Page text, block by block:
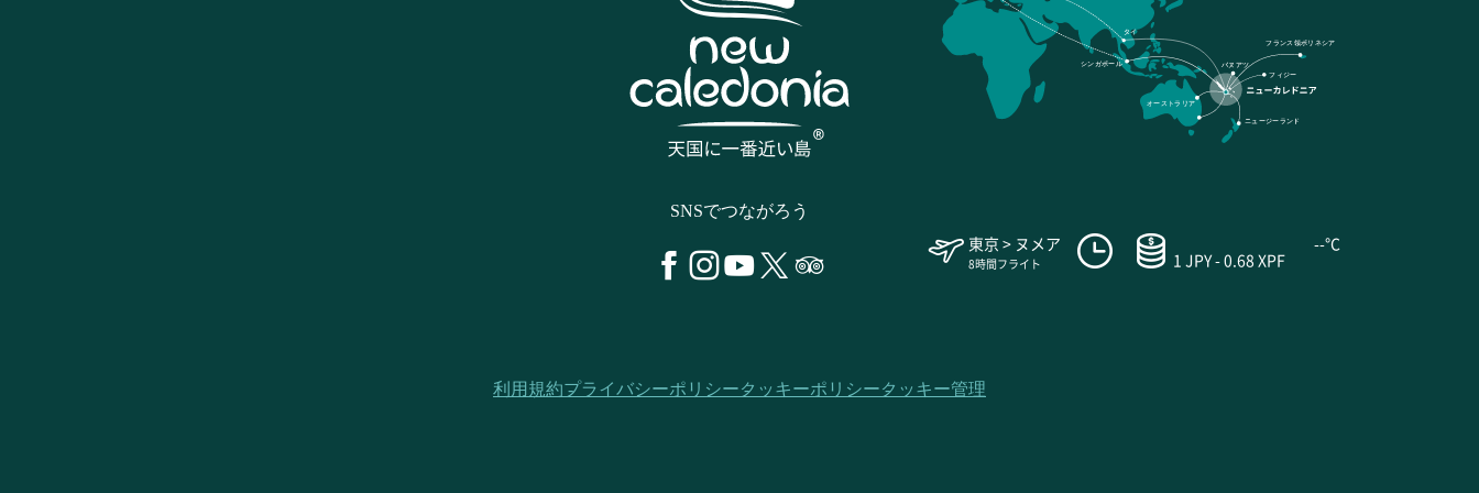
SNSでつながろう
フランス領ポリネシア
フィジー
ニュージーランド
オーストラリア
シンガポール
タイ
バヌアツ
東京 > ヌメア
8時間フライト 1 JPY - 0.68 XPF
--°C
利用規約プライバシーポリシークッキーポリシークッキー管理